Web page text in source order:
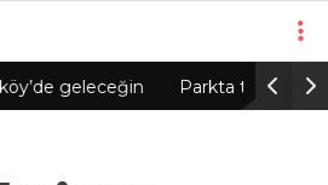
kirpinin karşılaşması